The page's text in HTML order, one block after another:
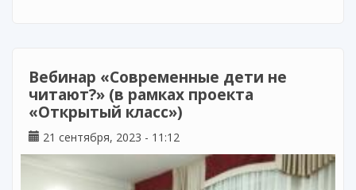
Вебинар «Современные дети не
читают?» (в рамках проекта
«Открытый класс»)
21 сентября, 2023 - 11:12